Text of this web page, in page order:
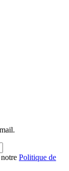
Politique de